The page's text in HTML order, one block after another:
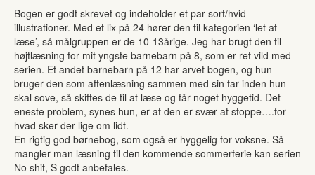
Bogen er godt skrevet og indeholder et par sort/hvid
illustrationer. Med et lix på 24 hører den til kategorien ‘let at
læse’, så målgruppen er de 10-13årige. Jeg har brugt den til
højtlæsning for mit yngste barnebarn på 8, som er ret vild med
serien. Et andet barnebarn på 12 har arvet bogen, og hun
bruger den som aftenlæsning sammen med sin far inden hun
skal sove, så skiftes de til at læse og får noget hyggetid. Det
eneste problem, synes hun, er at den er svær at stoppe….for
hvad sker der lige om lidt.
En rigtig god børnebog, som også er hyggelig for voksne. Så
mangler man læsning til den kommende sommerferie kan serien
No shit, S godt anbefales.